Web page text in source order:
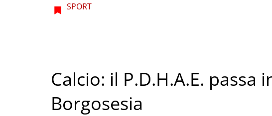
SPORT
Calcio: il P.D.H.A.E. passa
Borgosesia